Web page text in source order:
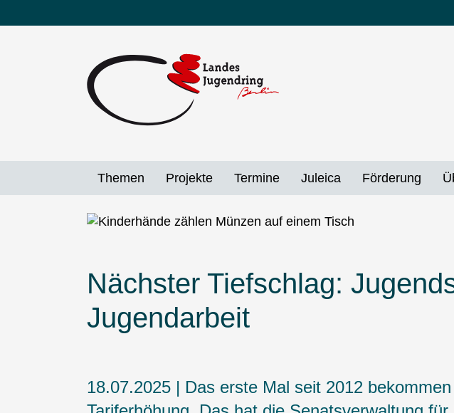
zum
Themen Projekte Termine Juleica Förderung
Nächster Tiefschlag:
Jugendarbeit
18.07.2025 | Das erste Mal seit 2012